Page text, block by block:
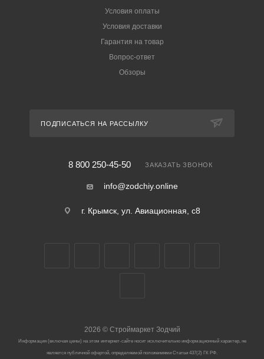
Условия оплаты
Условия доставки
Гарантия на товар
Вопрос-ответ
Обзоры
ПОДПИСАТЬСЯ НА РАССЫЛКУ
8 800 250-45-50 ЗАКАЗАТЬ ЗВОНОК
info@zodchiy.online
г. Крымск, ул. Авиационная, с8
2026 ©Строймаркет Зодчий
Информация (включая цены) на этом интернет-сайте носит исключительно информационный характер, не
является публичной офертой, определяемой положениями Статьи 437(2) ГК РФ.